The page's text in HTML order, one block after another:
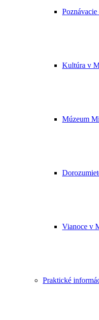
Kultúra v
Múzeum
Vianoce v
Praktické